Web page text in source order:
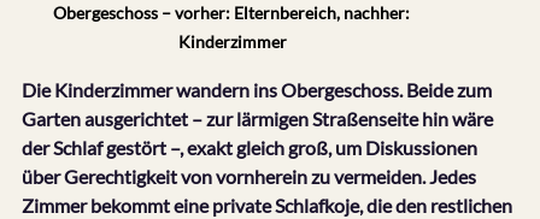
Obergeschoss – vorher: Elternbereich, nachher:
Kinderzimmer
Die Kinderzimmer wandern ins Obergeschoss. Beide zum
Garten ausgerichtet – zur lärmigen Straßenseite hin wäre
der Schlaf gestört –, exakt gleich groß, um Diskussionen
über Gerechtigkeit von vornherein zu vermeiden. Jedes
Zimmer bekommt eine private Schlafkoje, die den restlichen